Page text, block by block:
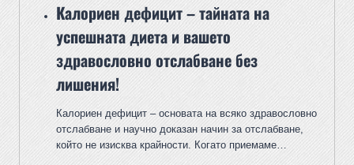
Калориен дефицит – тайната на
успешната диета и вашето
здравословно отслабване без
лишения!
Калориен дефицит – основата на всяко здравословно
отслабване и научно доказан начин за отслабване,
който не изисква крайности. Когато приемаме…